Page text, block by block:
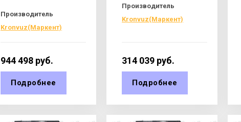
Производитель
Kronvuz(Маркент)
944 498 руб.
Подробнее
Производитель
Kronvuz(Маркент)
314 039 руб.
Подробнее